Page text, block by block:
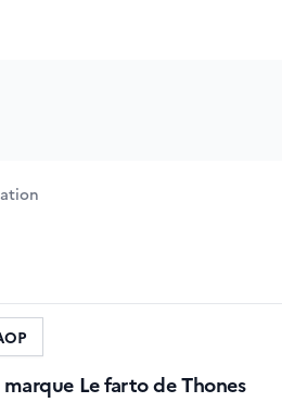
Le farto de Thones